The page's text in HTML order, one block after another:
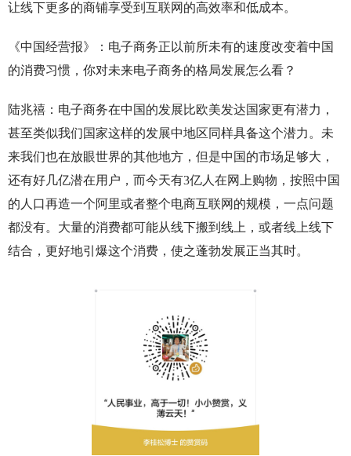
让线下更多的商铺享受到互联网的高效率和低成本。
《中国经营报》：电子商务正以前所未有的速度改变着中国
的消费习惯，你对未来电子商务的格局发展怎么看？
陆兆禧：电子商务在中国的发展比欧美发达国家更有潜力，
甚至类似我们国家这样的发展中地区同样具备这个潜力。未
来我们也在放眼世界的其他地方，但是中国的市场足够大，
还有好几亿潜在用户，而今天有3亿人在网上购物，按照中国
的人口再造一个阿里或者整个电商互联网的规模，一点问题
都没有。大量的消费都可能从线下搬到线上，或者线上线下
结合，更好地引爆这个消费，使之蓬勃发展正当其时。